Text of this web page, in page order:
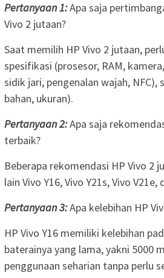
Pertanyaan 1:Apa saja
Vivo 2 jutaan?
Saat memilih HP Vivo 2 jutaan,
spesifikasi (prosesor, RAM,
sidik jari, pengenalan wajah, NFC),
bahan, ukuran).
Pertanyaan 2:Apa saja
terbaik?
Beberapa rekomendasi HP Vivo 2
lain Vivo Y16, Vivo Y21s, Vivo V21e,
Pertanyaan 3:Apa kelebihan HP
HP Vivo Y16 memiliki kelebihan
baterainya yang lama, yakni 5000
penggunaan seharian tanpa perlu